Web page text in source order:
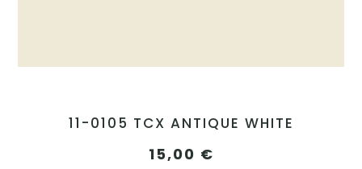
11-0105 TCX ANTIQUE WHITE
15,00 €